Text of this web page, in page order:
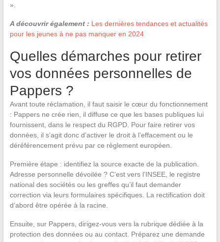
».
A découvrir également : Les dernières tendances et actualités
pour les jeunes à ne pas manquer en 2024
Quelles démarches pour retirer
vos données personnelles de
Pappers ?
Avant toute réclamation, il faut saisir le cœur du fonctionnement
: Pappers ne crée rien, il diffuse ce que les bases publiques lui
fournissent, dans le respect du RGPD. Pour faire retirer vos
données, il s’agit donc d’activer le droit à l’effacement ou le
déréférencement prévu par ce règlement européen.
Première étape : identifiez la source exacte de la publication.
Adresse personnelle dévoilée ? C’est vers l’INSEE, le registre
national des sociétés ou les greffes qu’il faut demander
correction via leurs formulaires spécifiques. La rectification doit
d’abord être opérée à la racine.
Ensuite, sur Pappers, dirigez-vous vers la rubrique dédiée à la
protection des données ou au contact. Préparez une demande